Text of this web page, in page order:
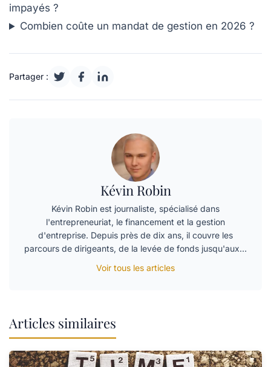
impayés ?
Combien coûte un mandat de gestion en 2026 ?
Partager :
Kévin Robin
Kévin Robin est journaliste, spécialisé dans
l'entrepreneuriat, le financement et la gestion
d'entreprise. Depuis près de dix ans, il couvre les
parcours de dirigeants, de la levée de fonds jusqu'aux…
Voir tous les articles
Articles similaires